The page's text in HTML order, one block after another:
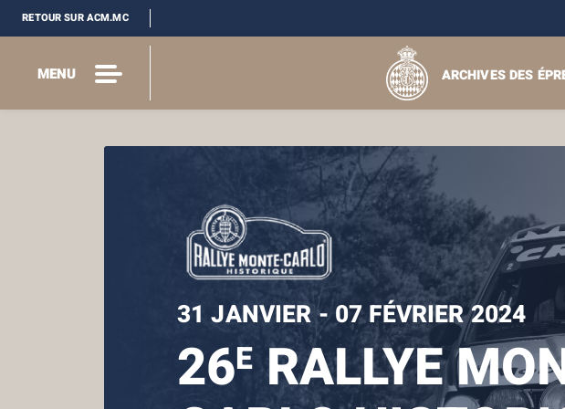
RETOUR SUR ACM.MC
MENU ARCHIVES DES
31 JANVIER - 07 FÉVRIER 2024
26ERALLYE